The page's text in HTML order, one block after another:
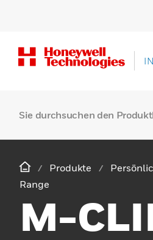
Sie durchsuchen den
Produkte
Range
M-